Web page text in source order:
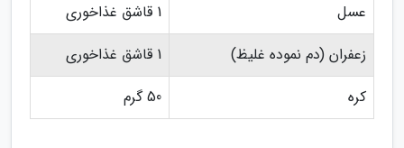
عسل
1 قاشق غذاخوری
زعفران (دم نموده غلیظ)
1 قاشق غذاخوری
کره
50 گرم